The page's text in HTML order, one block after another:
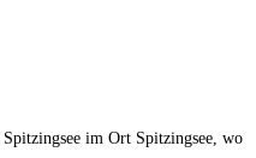
im Ort Spitzingsee, wo